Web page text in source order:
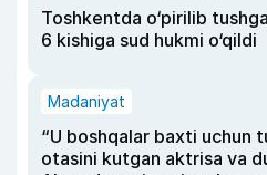
Toshkentda o‘pirilib
6 kishiga sud hukmi o‘qildi
Madaniyat
“U boshqalar baxti uchun
otasini kutgan aktrisa va